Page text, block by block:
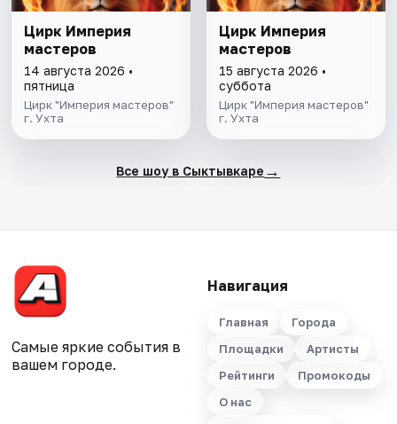
Цирк Империя
мастеров
14 августа 2026 •
пятница
Цирк "Империя мастеров"
г. Ухта
Цирк Империя
мастеров
15 августа 2026 •
суббота
Цирк "Империя мастеров"
г. Ухта
Все шоу в Сыктывкаре →
Самые яркие события в
вашем городе.
Навигация
Главная
Города
Площадки
Артисты
Рейтинги
Промокоды
О нас